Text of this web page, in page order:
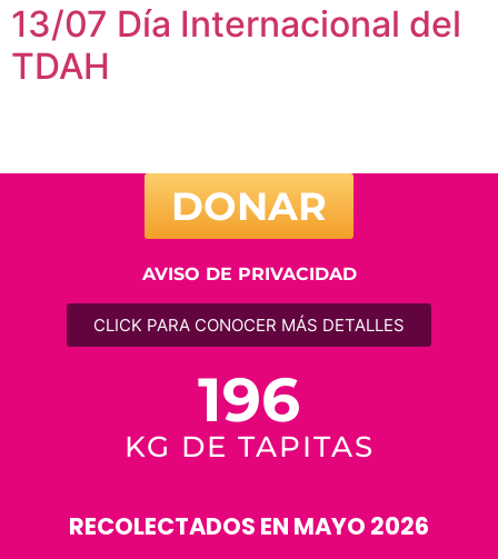
13/07 Día Internacional del
TDAH
DONAR
AVISO DE PRIVACIDAD
CLICK PARA CONOCER MÁS DETALLES
KG DE TAPITAS
196
RECOLECTADOS EN MAYO 2026